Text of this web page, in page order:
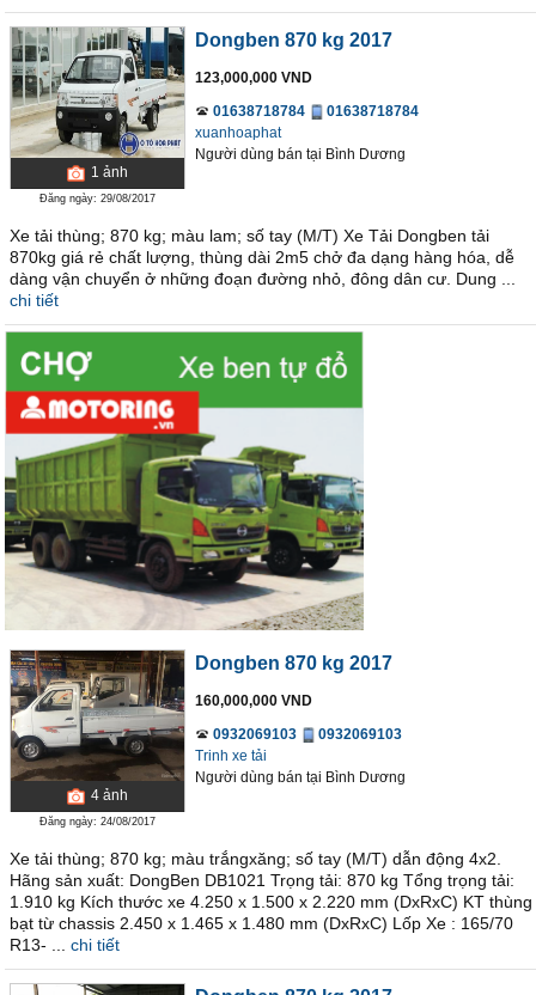
1 ảnh
Đăng ngày: 29/08/2017
Dongben 870 kg 2017
123,000,000 VND
01638718784
01638718784
xuanhoaphat
Người dùng bán tại Bình Dương
Xe tải thùng; 870 kg; màu lam; số tay (M/T) Xe Tải Dongben tải
870kg giá rẻ chất lượng, thùng dài 2m5 chở đa dạng hàng hóa, dễ
dàng vận chuyển ở những đoạn đường nhỏ, đông dân cư. Dung ...
chi tiết
4 ảnh
Đăng ngày: 24/08/2017
Dongben 870 kg 2017
160,000,000 VND
0932069103
0932069103
Trinh xe tải
Người dùng bán tại Bình Dương
Xe tải thùng; 870 kg; màu trắngxăng; số tay (M/T) dẫn động 4x2.
Hãng sản xuất: DongBen DB1021 Trọng tải: 870 kg Tổng trọng tải:
1.910 kg Kích thước xe 4.250 x 1.500 x 2.220 mm (DxRxC) KT thùng
bạt từ chassis 2.450 x 1.465 x 1.480 mm (DxRxC) Lốp Xe : 165/70
R13- ...
chi tiết